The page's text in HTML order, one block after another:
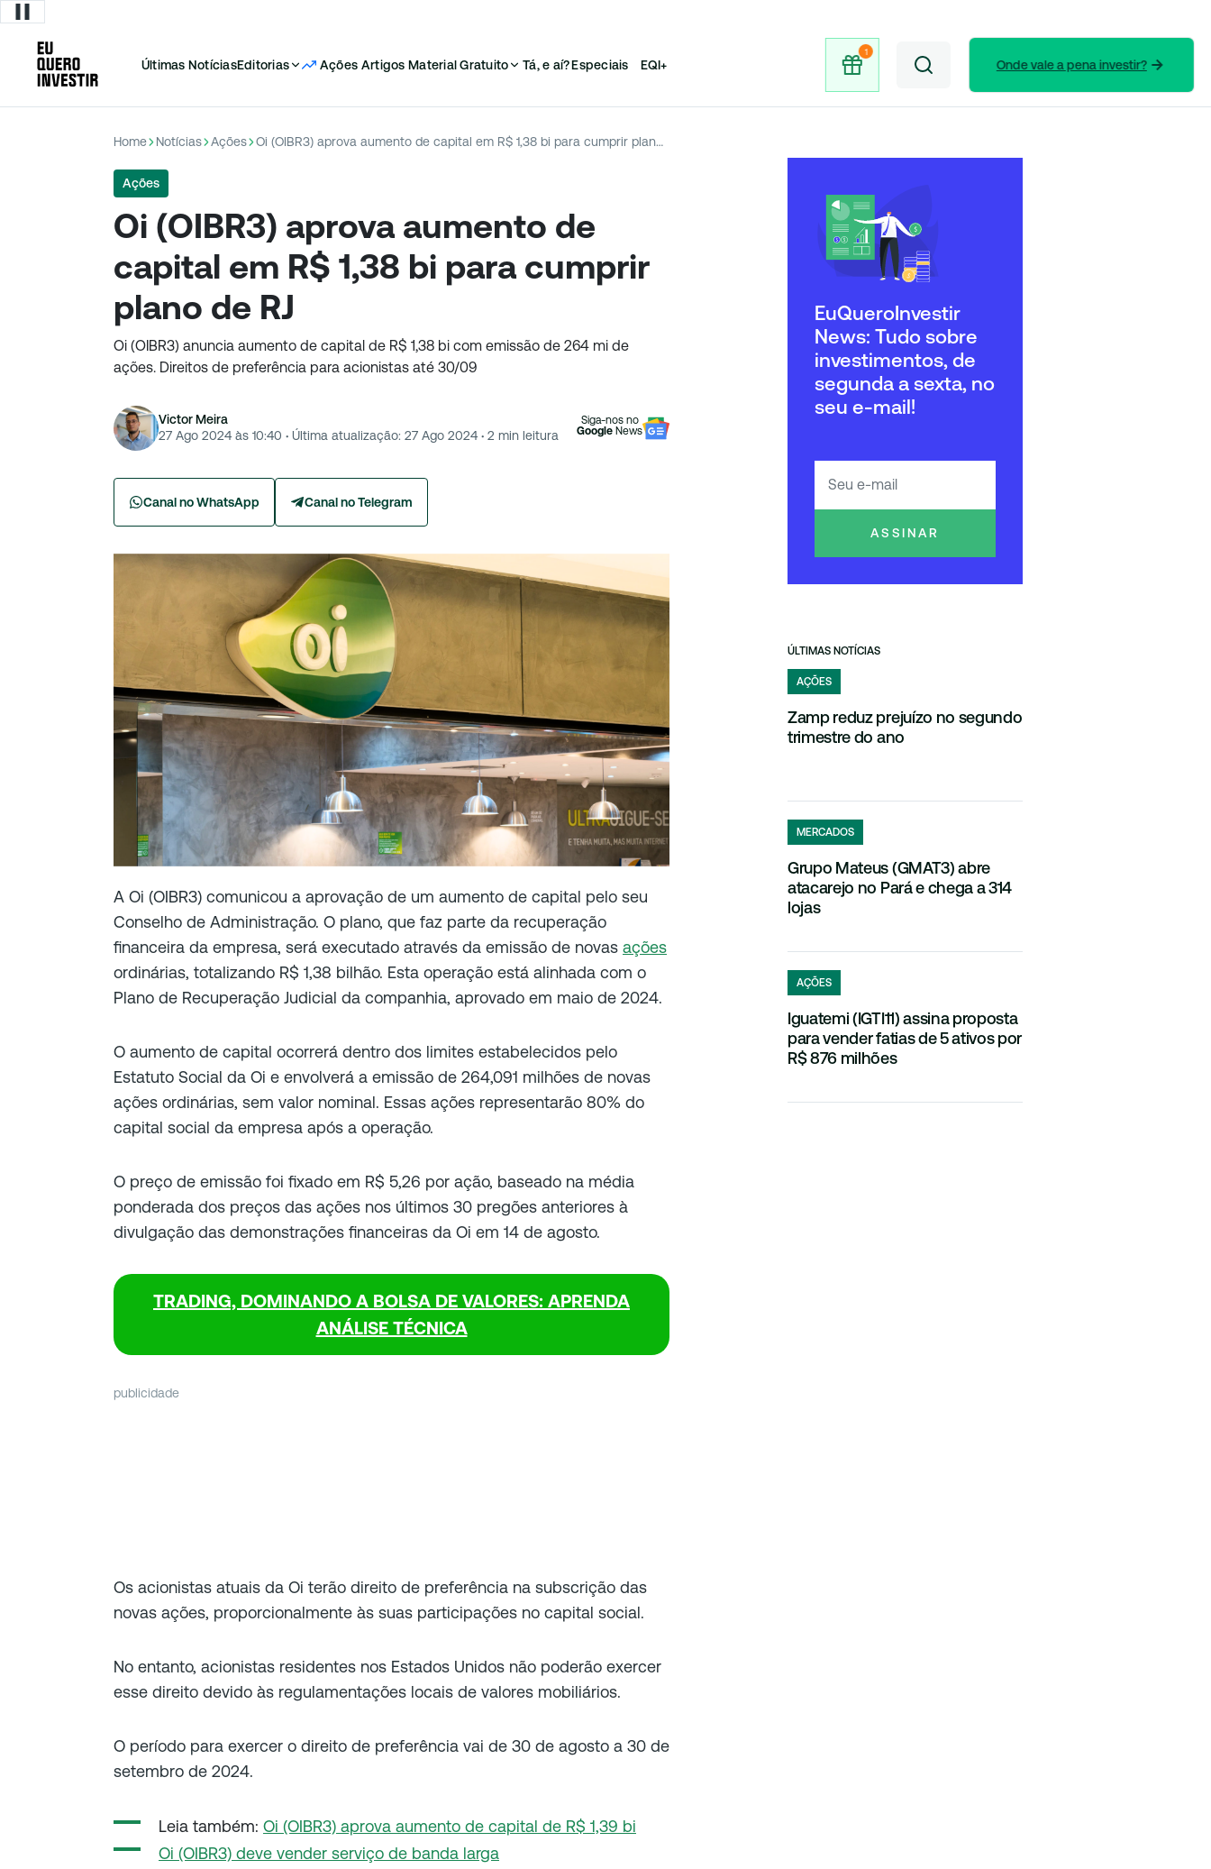
Últimas NotíciasEditorias Ações Artigos Material Gratuito Tá, e aí?Especiais EQI+ Onde vale a pena investir?
Home Notícias Ações Oi (OIBR3) aprova aumento de capital em R$ 1,38 bi para cumprir plano de RJ
Ações
Oi (OIBR3) aprova aumento de
capital em R$ 1,38 bi para cumprir
plano de RJ
Oi (OIBR3) anuncia aumento de capital de R$ 1,38 bi com emissão de 264 mi de
ações. Direitos de preferência para acionistas até 30/09
Victor Meira
27 Ago 2024 às 10:40 · Última atualização: 27 Ago 2024 · 2 min leitura
Siga-nos no
Google News
Canal no WhatsApp Canal no Telegram
A Oi (OIBR3) comunicou a aprovação de um aumento de capital pelo seu
Conselho de Administração. O plano, que faz parte da recuperação
financeira da empresa, será executado através da emissão de novas ações
ordinárias, totalizando R$ 1,38 bilhão. Esta operação está alinhada com o
Plano de Recuperação Judicial da companhia, aprovado em maio de 2024.
O aumento de capital ocorrerá dentro dos limites estabelecidos pelo
Estatuto Social da Oi e envolverá a emissão de 264,091 milhões de novas
ações ordinárias, sem valor nominal. Essas ações representarão 80% do
capital social da empresa após a operação.
O preço de emissão foi fixado em R$ 5,26 por ação, baseado na média
ponderada dos preços das ações nos últimos 30 pregões anteriores à
divulgação das demonstrações financeiras da Oi em 14 de agosto.
TRADING, DOMINANDO A BOLSA DE VALORES: APRENDA
ANÁLISE TÉCNICA
publicidade
Os acionistas atuais da Oi terão direito de preferência na subscrição das
novas ações, proporcionalmente às suas participações no capital social.
No entanto, acionistas residentes nos Estados Unidos não poderão exercer
esse direito devido às regulamentações locais de valores mobiliários.
O período para exercer o direito de preferência vai de 30 de agosto a 30 de
setembro de 2024.
Leia também: Oi (OIBR3) aprova aumento de capital de R$ 1,39 bi
Oi (OIBR3) deve vender serviço de banda larga
EuQueroInvestir
News: Tudo sobre
investimentos, de
segunda a sexta, no
seu e-mail!
ASSINAR
ÚLTIMAS NOTÍCIAS
AÇÕES
Zamp reduz prejuízo no segundo
trimestre do ano
MERCADOS
Grupo Mateus (GMAT3) abre
atacarejo no Pará e chega a 314
lojas
AÇÕES
Iguatemi (IGTI11) assina proposta
para vender fatias de 5 ativos por
R$ 876 milhões